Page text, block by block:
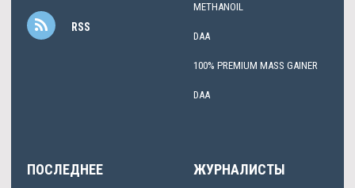
RSS
METHANOIL
DAA
100% PREMIUM MASS GAINER
DAA
ПОСЛЕДНЕЕ ЖУРНАЛИСТЫ